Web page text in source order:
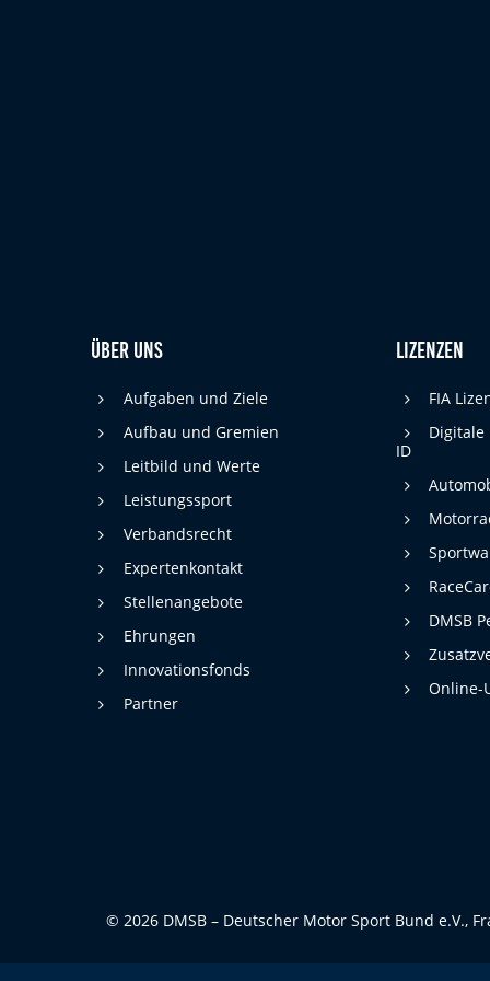
Über uns
Aufgaben und Ziele
Aufbau und Gremien
Leitbild und Werte
Leistungssport
Verbandsrecht
Expertenkontakt
Stellenangebote
Ehrungen
Innovationsfonds
Partner
Lizenzen
FIA
Digitale
ID
DMSB
Online-
© 2026 DMSB – Deutscher Motor Sport Bund e.V.,
Zweck:
Wir nutzen Marketing-Cookies, um den
auf anderen Seiten zu messen und damit
eine optimale Verteilung unseres
Werbebudgets zu gewährleisten.
Cookie Laufzeit: 90 Tage